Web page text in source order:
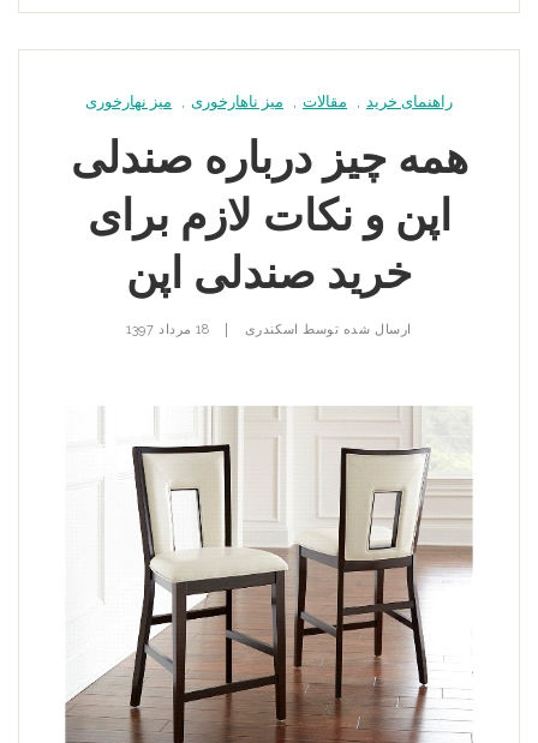
راهنمای خرید , مقالات , میز ناهارخوری , میز نهارخوری
همه چیز درباره صندلی
اپن و نکات لازم برای
خرید صندلی اپن
ارسال شده توسط اسکندری 18 مرداد 1397